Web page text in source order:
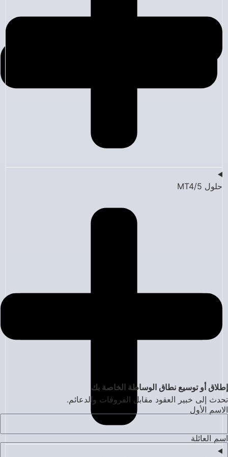
حلول MT4/5
إطلاق أو توسيع نطاق الوساطة الخاصة بك
تحدث إلى خبير العقود مقابل الفروقات والدعائم.
الاسم الأول
اسم العائلة